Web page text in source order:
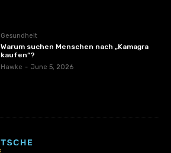
Gesundheit
Warum suchen Menschen nach „Kamagra
kaufen“?
Hawke - June 5, 2026